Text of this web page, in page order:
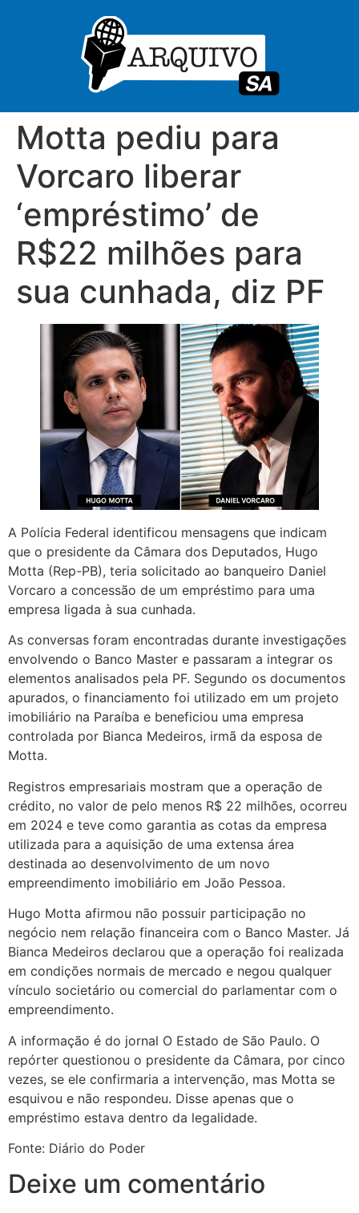
Motta pediu para
Vorcaro liberar
‘empréstimo’ de
R$22 milhões para
sua cunhada, diz PF
A Polícia Federal identificou mensagens que indicam
que o presidente da Câmara dos Deputados, Hugo
Motta (Rep-PB), teria solicitado ao banqueiro Daniel
Vorcaro a concessão de um empréstimo para uma
empresa ligada à sua cunhada.
As conversas foram encontradas durante investigações
envolvendo o Banco Master e passaram a integrar os
elementos analisados pela PF. Segundo os documentos
apurados, o financiamento foi utilizado em um projeto
imobiliário na Paraíba e beneficiou uma empresa
controlada por Bianca Medeiros, irmã da esposa de
Motta.
Registros empresariais mostram que a operação de
crédito, no valor de pelo menos R$ 22 milhões, ocorreu
em 2024 e teve como garantia as cotas da empresa
utilizada para a aquisição de uma extensa área
destinada ao desenvolvimento de um novo
empreendimento imobiliário em João Pessoa.
Hugo Motta afirmou não possuir participação no
negócio nem relação financeira com o Banco Master. Já
Bianca Medeiros declarou que a operação foi realizada
em condições normais de mercado e negou qualquer
vínculo societário ou comercial do parlamentar com o
empreendimento.
A informação é do jornal O Estado de São Paulo. O
repórter questionou o presidente da Câmara, por cinco
vezes, se ele confirmaria a intervenção, mas Motta se
esquivou e não respondeu. Disse apenas que o
empréstimo estava dentro da legalidade.
Fonte: Diário do Poder
Deixe um comentário